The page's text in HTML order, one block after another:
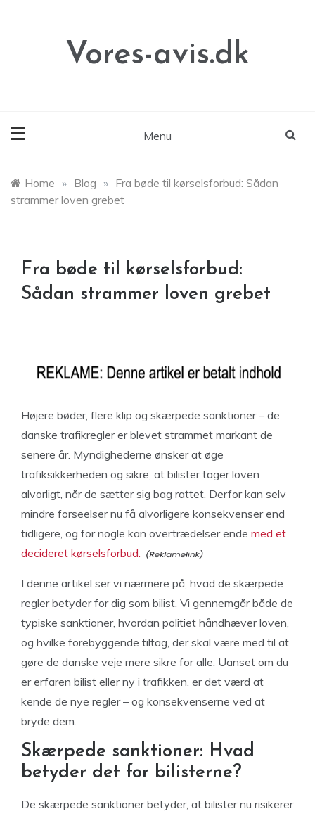
Vores-avis.dk
Menu
Home » Blog » Fra bøde til kørselsforbud: Sådan
strammer loven grebet
Fra bøde til kørselsforbud:
Sådan strammer loven grebet
Højere bøder, flere klip og skærpede sanktioner – de
danske trafikregler er blevet strammet markant de
senere år. Myndighederne ønsker at øge
trafiksikkerheden og sikre, at bilister tager loven
alvorligt, når de sætter sig bag rattet. Derfor kan selv
mindre forseelser nu få alvorligere konsekvenser end
tidligere, og for nogle kan overtrædelser ende med et
decideret kørselsforbud.
I denne artikel ser vi nærmere på, hvad de skærpede
regler betyder for dig som bilist. Vi gennemgår både de
typiske sanktioner, hvordan politiet håndhæver loven,
og hvilke forebyggende tiltag, der skal være med til at
gøre de danske veje mere sikre for alle. Uanset om du
er erfaren bilist eller ny i trafikken, er det værd at
kende de nye regler – og konsekvenserne ved at
bryde dem.
Skærpede sanktioner: Hvad
betyder det for bilisterne?
De skærpede sanktioner betyder, at bilister nu risikerer